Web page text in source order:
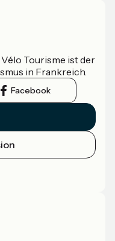
Tourisme ist der
in Frankreich.
Facebook